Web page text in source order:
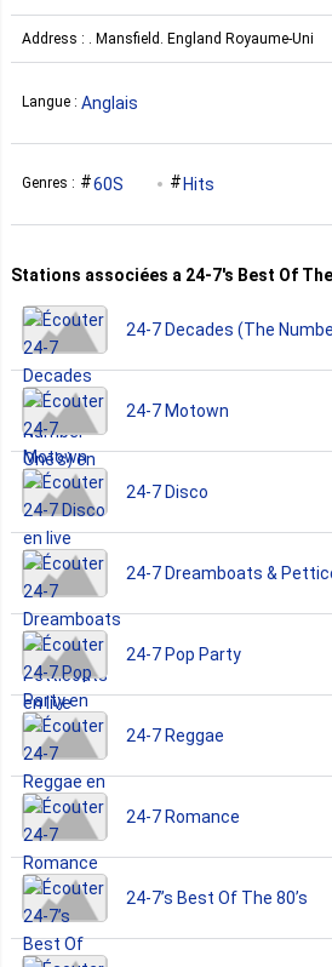
Address : . Mansfield. England Royaume-Uni
Langue : Anglais
Genres : 60S Hits
Stations associées a 24-7's Best Of
24-7 Decades (The
24-7 Motown
24-7 Disco
24-7 Dreamboats &
24-7 Pop Party
24-7 Reggae
24-7 Romance
24-7’s Best Of The 80’s